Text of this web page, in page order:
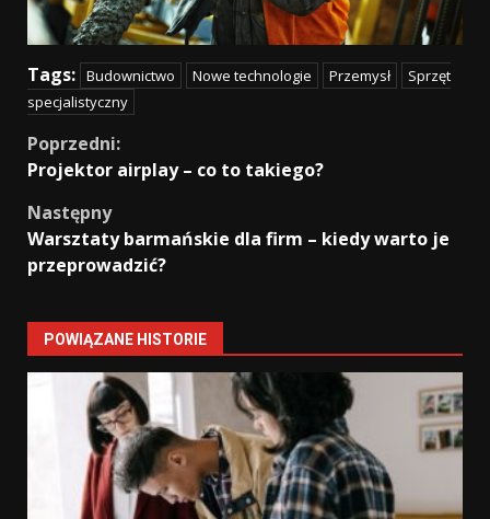
Tags: Budownictwo Nowe technologie Przemysł
Sprzęt
specjalistyczny
Continue
Reading
Poprzedni:
Projektor airplay – co to takiego?
Następny
Warsztaty barmańskie dla firm – kiedy warto je
przeprowadzić?
POWIĄZANE HISTORIE